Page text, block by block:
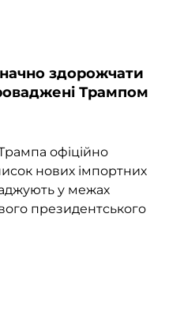
здорожчати
Трампом
офіційно
нових імпортних
у межах
президентського